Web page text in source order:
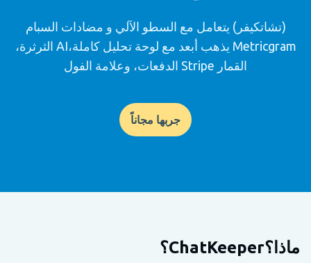
(تشاتكيفر) يتعامل مع السطو الآلي و مضادات السبام
Metricgram يذهب أبعد مع لوحة تحليل كاملة،AI الثرثرة،
القمار Stripe الدفعات، وعلامة الفول
جربها مجاناً
ماذا؟ChatKeeper؟